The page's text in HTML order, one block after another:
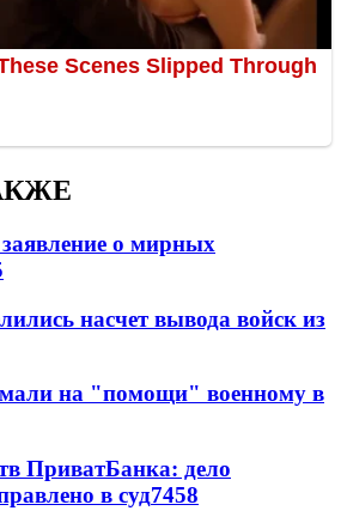
о мирных
насчет вывода войск из
на "помощи" военному в
ПриватБанка: дело
в суд7458